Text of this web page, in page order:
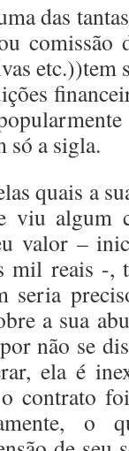
das
comissão
etc.))tem
só a sigla.
quais a
viu algum
valor –
mil reais -,
a sua
não se
ela é
contrato
o